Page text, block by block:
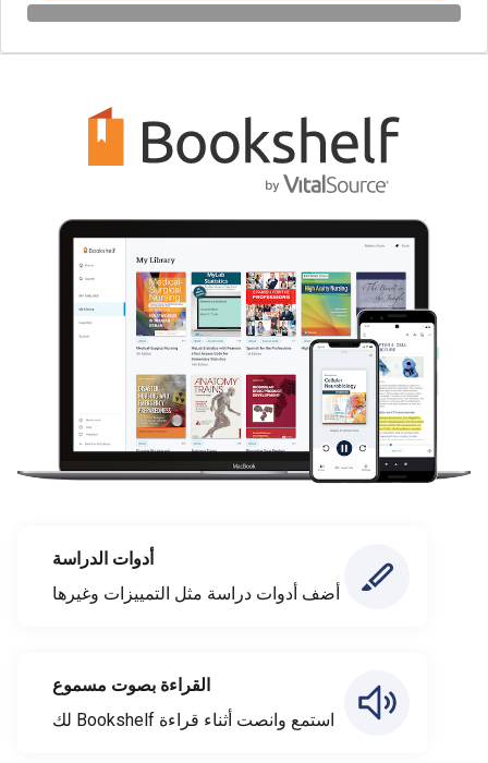
أدوات الدراسة
أضف أدوات دراسة مثل التمييزات وغيرها
القراءة بصوت مسموع
استمع وانصت أثناء قراءة Bookshelf لك